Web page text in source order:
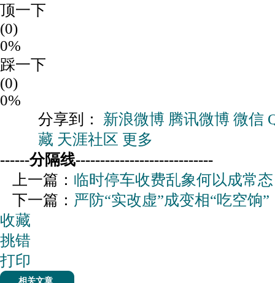
顶一下
(0)
0%
踩一下
(0)
0%
分享到：
新浪微博 腾讯微博 微信
藏 天涯社区 更多
------分隔线----------------------------
上一篇： 临时停车收费乱象何以成常
下一篇： 严防“实改虚”成变相“吃空饷”
收藏
挑错
打印
相关文章